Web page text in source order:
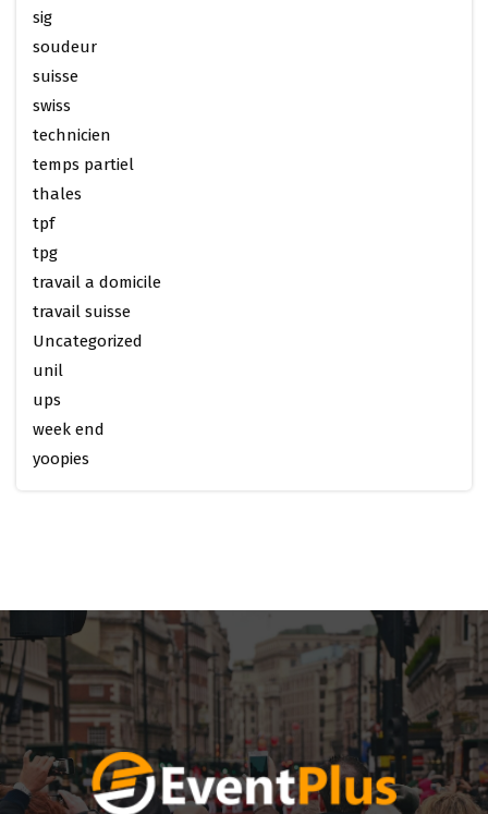
sig
soudeur
suisse
swiss
technicien
temps partiel
thales
tpf
tpg
travail a domicile
travail suisse
Uncategorized
unil
ups
week end
yoopies